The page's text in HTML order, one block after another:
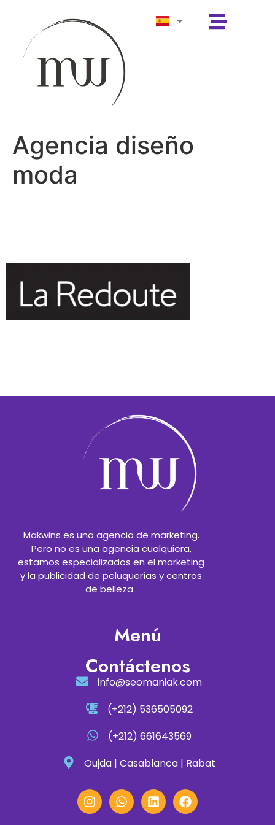
Agencia diseño
moda
Makwins es una agencia de marketing.
Pero no es una agencia cualquiera,
estamos especializados en el marketing
y la publicidad de peluquerías y centros
de belleza.
Menú
Contáctenos
info@seomaniak.com
(+212) 536505092
(+212) 661643569
Oujda | Casablanca | Rabat